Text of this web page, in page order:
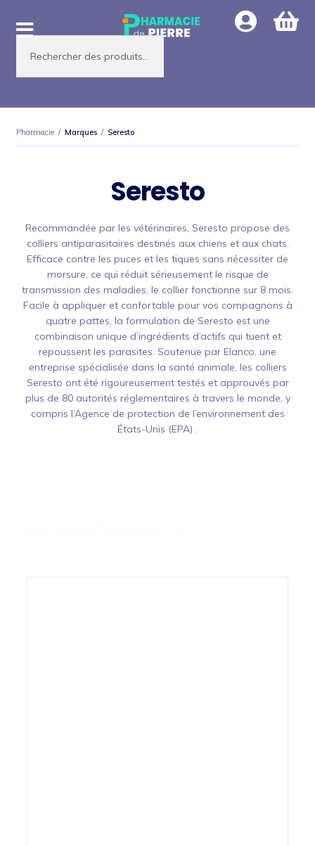
Aller
à
navigation
Aller
au
contenu
Pharmacie / Marques / Seresto
Seresto
Recommandée par les vétérinaires, Seresto propose des
colliers antiparasitaires destinés aux chiens et aux chats.
Efficace contre les puces et les tiques sans nécessiter de
morsure, ce qui réduit sérieusement le risque de
transmission des maladies, le collier fonctionne sur 8 mois.
Facile à appliquer et confortable pour vos compagnons à
quatre pattes, la formulation de Seresto est une
combinaison unique d’ingrédients d’actifs qui tuent et
repoussent les parasites. Soutenue par Elanco, une
entreprise spécialisée dans la santé animale, les colliers
Seresto ont été rigoureusement testés et approuvés par
plus de 80 autorités réglementaires à travers le monde, y
compris l’Agence de protection de l’environnement des
États-Unis (EPA) .